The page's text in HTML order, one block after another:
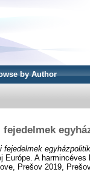
by Author
fejedelmek
fejedelmek
Európe. A
Prešov 2019,